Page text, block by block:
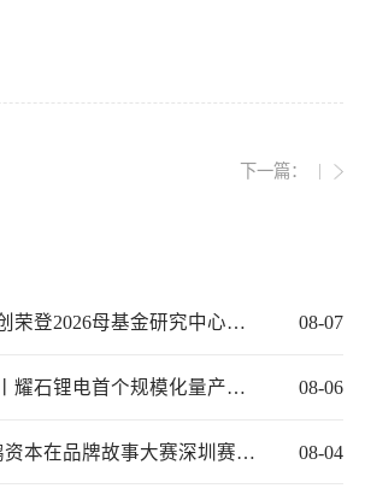
下一篇：
喜报！鲲鹏一创荣登2026母基金研究中心两大榜单 08-07
投资项目速递丨耀石锂电首个规模化量产基地签约落地 08-06
荣誉＋2！鲲鹏资本在品牌故事大赛深圳赛区再获佳绩 08-04